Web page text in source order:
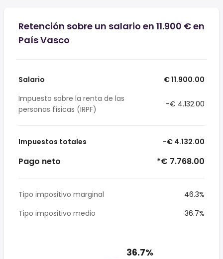
Retención sobre un salario en 11.900 € en
País Vasco
Salario
€ 11.900.00
Impuesto sobre la renta de las
personas físicas (IRPF)
-€ 4.132.00
Impuestos totales -€ 4.132.00
Pago neto *€ 7.768.00
Tipo impositivo marginal
46.3%
Tipo impositivo medio
36.7%
36.7%